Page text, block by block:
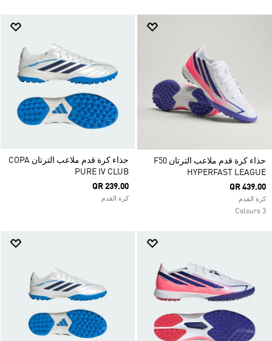
حذاء كرة قدم ملاعب الترتان F50
HYPERFAST LEAGUE
QR 439.00
كرة القدم
3 Colours
حذاء كرة قدم ملاعب الترتان COPA
PURE IV CLUB
QR 239.00
كرة القدم